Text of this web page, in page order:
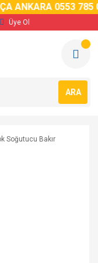
ANKARA 0553 785
Üye Ol
ARA